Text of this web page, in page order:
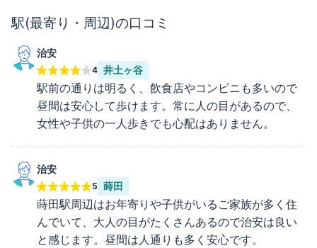
駅(最寄り・周辺)の口コミ
治安
4 井土ヶ谷
駅前の通りは明るく、飲食店やコンビニも多いので
昼間は安心して歩けます。常に人の目があるので、
女性や子供の一人歩きでも心配はありません。
治安
5 蒔田
蒔田駅周辺はお年寄りや子供がいるご家族が多く住
んでいて、大人の目がたくさんあるので治安は良い
と感じます。昼間は人通りも多く安心です。